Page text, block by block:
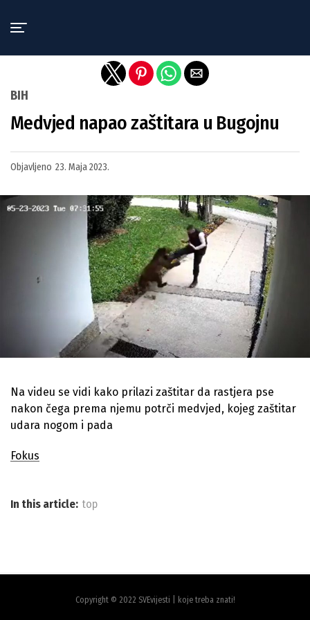
BIH
Medvjed napao zaštitara u Bugojnu
Objavljeno 23. Maja 2023.
Na videu se vidi kako prilazi zaštitar da rastjera pse
nakon čega prema njemu potrči medvjed, kojeg zaštitar
udara nogom i pada
Fokus
In this article: top
Copyright © 2022 SVEvijesti | koje treba znati!